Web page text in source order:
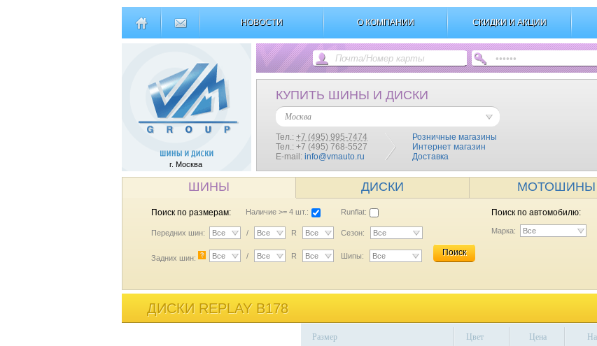
НОВОСТИ О КОМПАНИИ СКИДКИ И АКЦИИ
г. Москва
КУПИТЬ ШИНЫ И ДИСКИ
Москва
Тел.: +7 (495) 995-7474
Тел.: +7 (495) 768-5527
E-mail: info@vmauto.ru
Розничные магазины
Интернет магазин
Доставка
ШИНЫ ДИСКИ МОТОШИНЫ
Поиск по размерам: Наличие >= 4 шт.: Runflat:
Передних шин: Все / Все R Все Сезон: Все
Задних шин: ? Все / Все R Все Шипы: Все Поиск
Поиск по автомобилю:
Марка: Все
ДИСКИ REPLAY B178
Размер Цвет Цена